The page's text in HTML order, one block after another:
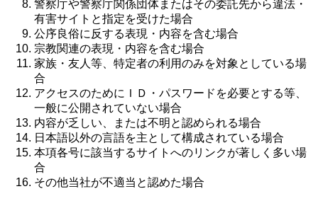
警察庁や警察庁関係団体またはその委託先から違法・
有害サイトと指定を受けた場合
公序良俗に反する表現・内容を含む場合
宗教関連の表現・内容を含む場合
家族・友人等、特定者の利用のみを対象としている場
合
アクセスのためにＩＤ・パスワードを必要とする等、
一般に公開されていない場合
内容が乏しい、または不明と認められる場合
日本語以外の言語を主として構成されている場合
本項各号に該当するサイトへのリンクが著しく多い場
合
その他当社が不適当と認めた場合